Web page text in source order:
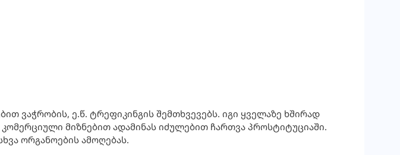
ვაჭრობის, ე.წ. ტრეფიკინგის შემთხვევებს. იგი ყველაზე ხშირად
მიზნებით ადამინას იძულებით ჩართვა პროსტიტუციაში.
ორგანოების ამოღებას.